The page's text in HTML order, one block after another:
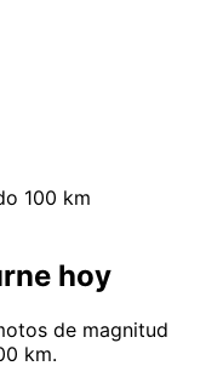
100 km
hoy
de magnitud
km.